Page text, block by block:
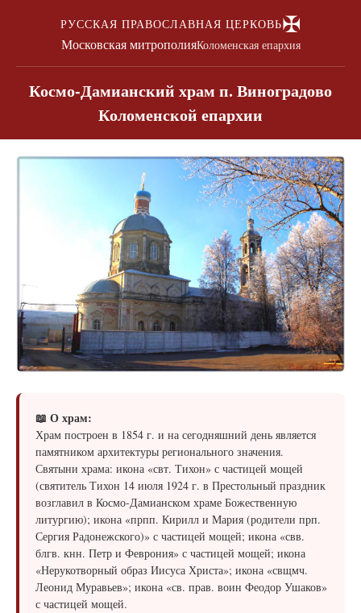
РУССКАЯ ПРАВОСЛАВНАЯ ЦЕРКОВЬ✠
Московская митрополияКоломенская епархия
Космо-Дамианский храм п. Виноградово
Коломенской епархии
📖 О храм:
Храм построен в 1854 г. и на сегодняшний день является
памятником архитектуры регионального значения.
Святыни храма: икона «свт. Тихон» с частицей мощей
(святитель Тихон 14 июля 1924 г. в Престольный праздник
возглавил в Космо-Дамианском храме Божественную
литургию); икона «прпп. Кирилл и Мария (родители прп.
Сергия Радонежского)» с частицей мощей; икона «свв.
блгв. кнн. Петр и Феврония» с частицей мощей; икона
«Нерукотворный образ Иисуса Христа»; икона «свщмч.
Леонид Муравьев»; икона «св. прав. воин Феодор Ушаков»
с частицей мощей.